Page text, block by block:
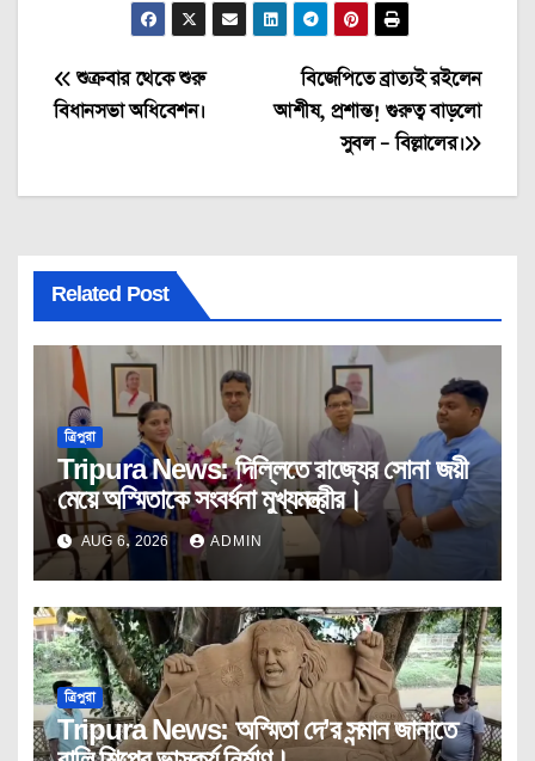
Post
বিজেপিতে ব্রাত্যই রইলেন
আশীষ, প্রশান্ত! গুরুত্ব বাড়লো
সুবল – বিল্লালের।
শুক্রবার থেকে শুরু
বিধানসভা অধিবেশন।
Related Post
ত্রিপুরা
Tripura News: দিল্লিতে রাজ্যের সোনা জয়ী
মেয়ে অস্মিতাকে সংবর্ধনা মুখ্যমন্ত্রীর।
AUG 6, 2026 ADMIN
ত্রিপুরা
Tripura News: অস্মিতা দে’র সন্মান জানাতে